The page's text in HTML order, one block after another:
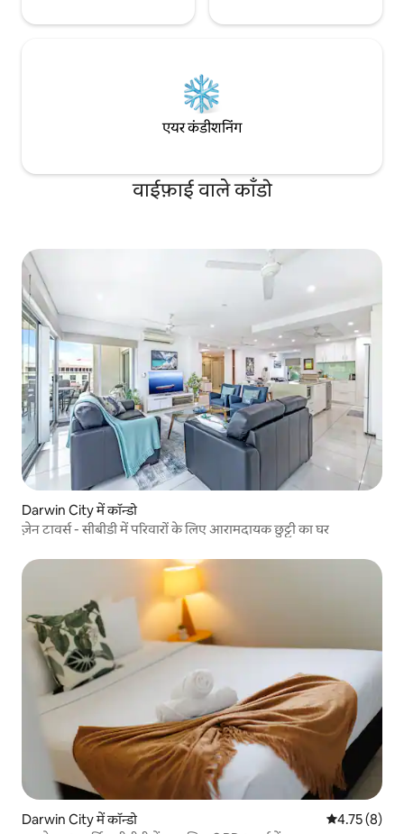
एयर कंडीशनिंग
वाईफ़ाई वाले काँडो
Darwin City में कॉन्डो
ज़ेन टावर्स - सीबीडी में परिवारों के लिए आरामदायक छुट्टी का घर
Darwin City में कॉन्डो औसत रेटिंग 5
4.75 (8)